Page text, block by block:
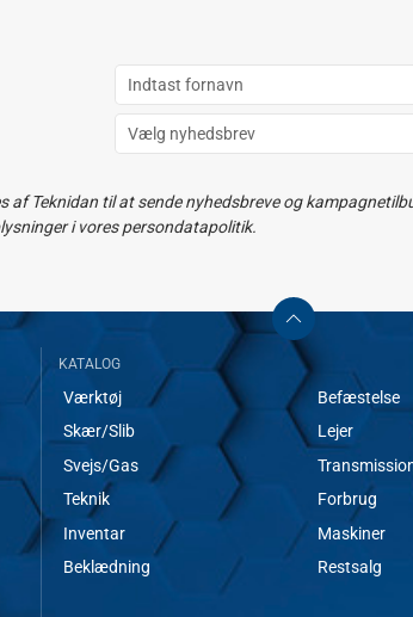
af Teknidan til at sende nyhedsbreve og
i vores persondatapolitik.
KATALOG
Værktøj
Skær/Slib
Svejs/Gas
Teknik
Inventar
Beklædning
Befæstelse
Lejer
Forbrug
Maskiner
Restsalg